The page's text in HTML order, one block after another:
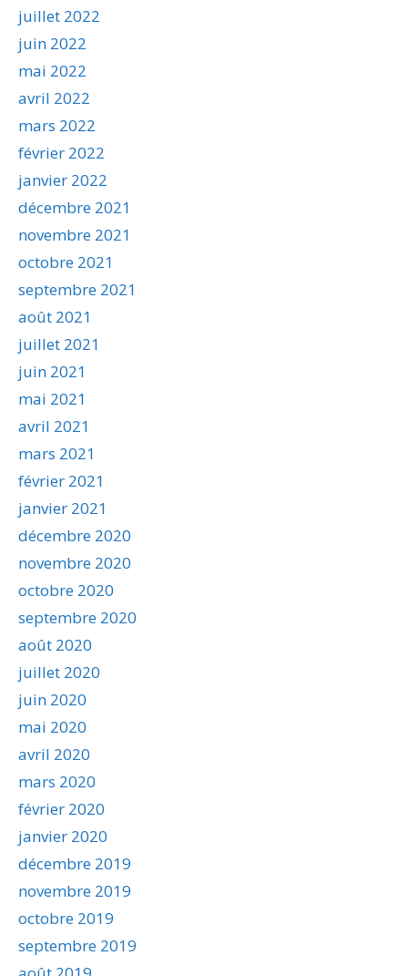
juillet 2022
juin 2022
mai 2022
avril 2022
mars 2022
février 2022
janvier 2022
décembre 2021
novembre 2021
octobre 2021
septembre 2021
août 2021
juillet 2021
juin 2021
mai 2021
avril 2021
mars 2021
février 2021
janvier 2021
décembre 2020
novembre 2020
octobre 2020
septembre 2020
août 2020
juillet 2020
juin 2020
mai 2020
avril 2020
mars 2020
février 2020
janvier 2020
décembre 2019
novembre 2019
octobre 2019
septembre 2019